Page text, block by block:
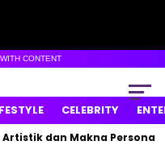
CONTENT
CELEBRITY
dan Makna Personal